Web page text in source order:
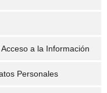
a la Información
Personales